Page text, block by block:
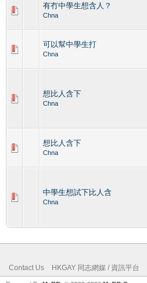
有冇中學生想含人？
Chna
可以幫中學生打
Chna
想比人含下
Chna
想比人含下
Chna
中學生想試下比人含
Chna
Contact Us HKGAY 同志網媒 / 資訊平台